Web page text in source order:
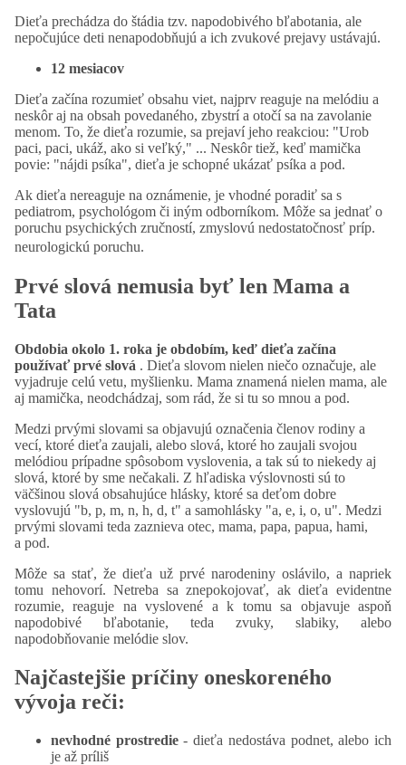
Dieťa prechádza do štádia tzv. napodobivého bľabotania, ale
nepočujúce deti nenapodobňujú a ich zvukové prejavy ustávajú.
12 mesiacov
Dieťa začína rozumieť obsahu viet, najprv reaguje na melódiu a
neskôr aj na obsah povedaného, zbystrí a otočí sa na zavolanie
menom. To, že dieťa rozumie, sa prejaví jeho reakciou: "Urob
paci, paci, ukáž, ako si veľký," ... Neskôr tiež, keď mamička
povie: "nájdi psíka", dieťa je schopné ukázať psíka a pod.
Ak dieťa nereaguje na oznámenie, je vhodné poradiť sa s
pediatrom, psychológom či iným odborníkom. Môže sa jednať o
poruchu psychických zručností, zmyslovú nedostatočnosť príp.
neurologickú poruchu.
Prvé slová nemusia byť len Mama a
Tata
Obdobia okolo 1. roka je obdobím, keď dieťa začína
používať prvé slová . Dieťa slovom nielen niečo označuje, ale
vyjadruje celú vetu, myšlienku. Mama znamená nielen mama, ale
aj mamička, neodchádzaj, som rád, že si tu so mnou a pod.
Medzi prvými slovami sa objavujú označenia členov rodiny a
vecí, ktoré dieťa zaujali, alebo slová, ktoré ho zaujali svojou
melódiou prípadne spôsobom vyslovenia, a tak sú to niekedy aj
slová, ktoré by sme nečakali. Z hľadiska výslovnosti sú to
väčšinou slová obsahujúce hlásky, ktoré sa deťom dobre
vyslovujú "b, p, m, n, h, d, t" a samohlásky "a, e, i, o, u". Medzi
prvými slovami teda zaznieva otec, mama, papa, papua, hami,
a pod.
Môže sa stať, že dieťa už prvé narodeniny oslávilo, a napriek
tomu nehovorí. Netreba sa znepokojovať, ak dieťa evidentne
rozumie, reaguje na vyslovené a k tomu sa objavuje aspoň
napodobivé bľabotanie, teda zvuky, slabiky, alebo
napodobňovanie melódie slov.
Najčastejšie príčiny oneskoreného
vývoja reči:
nevhodné prostredie- dieťa nedostáva podnet, alebo ich
je až príliš